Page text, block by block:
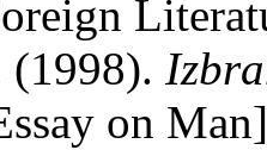
(1998).
on